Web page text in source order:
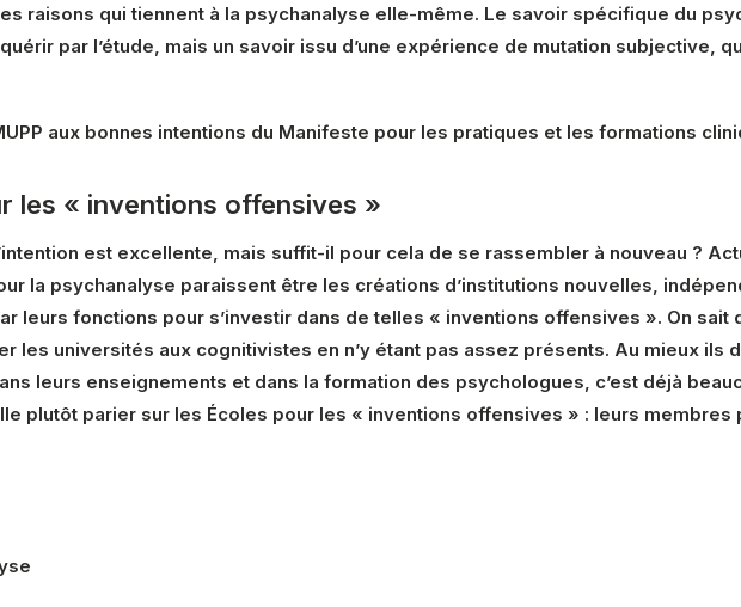
raisons qui tiennent à la psychanalyse elle-même. Le savoir spécifique du
par l’étude, mais un savoir issu d’une expérience de mutation subjective,
aux bonnes intentions du Manifeste pour les pratiques et les formations
les « inventions offensives »
est excellente, mais suffit-il pour cela de se rassembler à nouveau ?
la psychanalyse paraissent être les créations d’institutions nouvelles,
leurs fonctions pour s’investir dans de telles « inventions offensives ». On sait
les universités aux cognitivistes en n’y étant pas assez présents. Au mieux ils
leurs enseignements et dans la formation des psychologues, c’est déjà
plutôt parier sur les Écoles pour les « inventions offensives » : leurs membres